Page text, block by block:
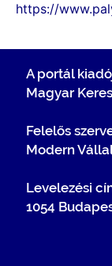
https://
A portál
Magyar
Felelős
Modern
Levelezési
1054